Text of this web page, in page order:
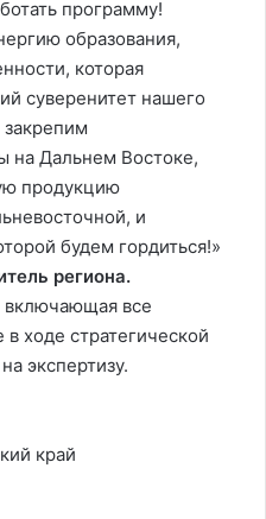
программу!
образования,
которая
суверенитет нашего
на Дальнем Востоке,
продукцию
и
будем гордиться!»
региона.
включающая все
ходе стратегической
экспертизу.
край